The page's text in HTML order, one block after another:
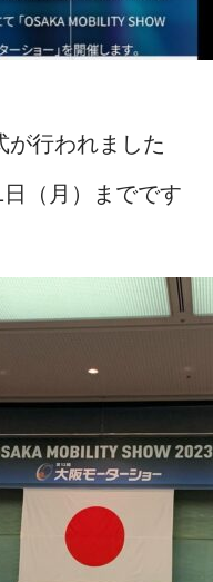
が行われました
（月）までです